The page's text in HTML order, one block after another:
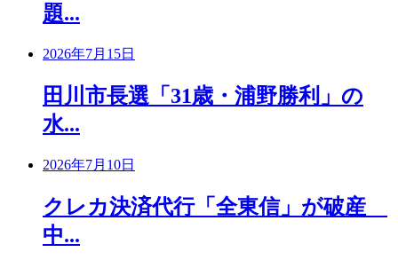
題...
2026年7月15日
田川市長選「31歳・浦野勝利」の
水...
2026年7月10日
クレカ決済代行「全東信」が破産
中...